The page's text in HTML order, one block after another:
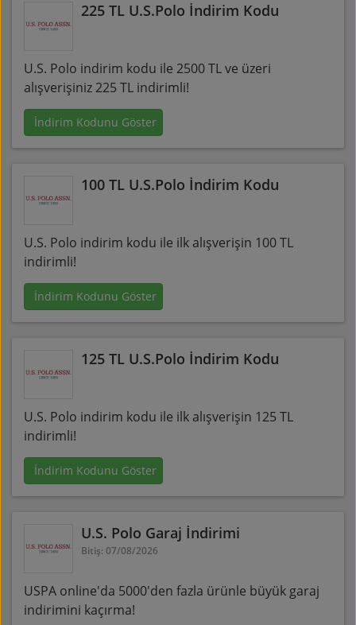
225 TL U.S.Polo İndirim Kodu
U.S. Polo indirim kodu ile 2500 TL ve üzeri
alışverişiniz 225 TL indirimli!
İndirim Kodunu Göster
100 TL U.S.Polo İndirim Kodu
U.S. Polo indirim kodu ile ilk alışverişin 100 TL
indirimli!
İndirim Kodunu Göster
125 TL U.S.Polo İndirim Kodu
U.S. Polo indirim kodu ile ilk alışverişin 125 TL
indirimli!
İndirim Kodunu Göster
U.S. Polo Garaj İndirimi
Bitiş: 07/08/2026
USPA online'da 5000'den fazla ürünle büyük garaj
indirimini kaçırma!